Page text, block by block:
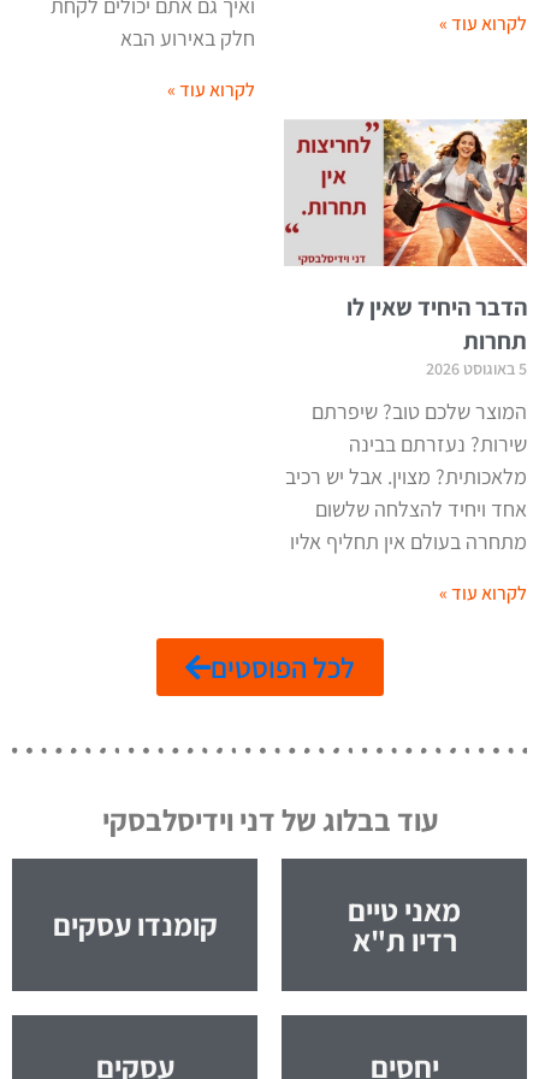
לקרוא עוד »
ואיך גם אתם יכולים לקחת
חלק באירוע הבא
לקרוא עוד »
הדבר היחיד שאין לו
תחרות
5 באוגוסט 2026
המוצר שלכם טוב? שיפרתם
שירות? נעזרתם בבינה
מלאכותית? מצוין. אבל יש רכיב
אחד ויחיד להצלחה שלשום
מתחרה בעולם אין תחליף אליו
לקרוא עוד »
לכל הפוסטים
עוד בבלוג של דני וידיסלבסקי
מאני טיים
רדיו ת"א קומנדו עסקים
יחסים עסקים